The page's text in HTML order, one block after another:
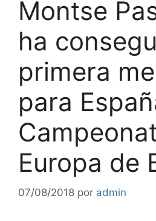
Montse
ha
primera
para
Europa de
07/08/2018 por admin